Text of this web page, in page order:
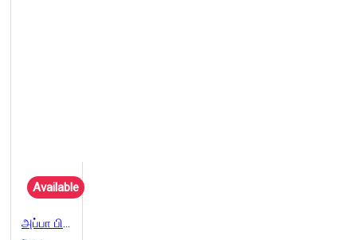
Available
அப்பா பிள்ளை அம்மா பிள்ளை